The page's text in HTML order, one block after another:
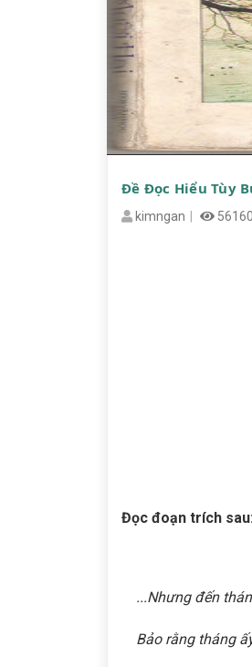
Đề Đọc Hiểu Tùy
kimngan 56160
Đọc đoạn trích sau:
...Nhưng đến
Bảo rằng tháng